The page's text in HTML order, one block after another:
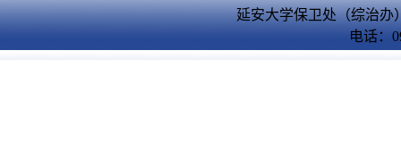
延安大学保卫处（综治办
电话：